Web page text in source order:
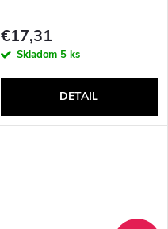
€17,31
Skladom 5 ks
DETAIL